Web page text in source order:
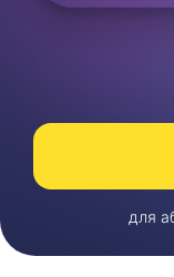
для